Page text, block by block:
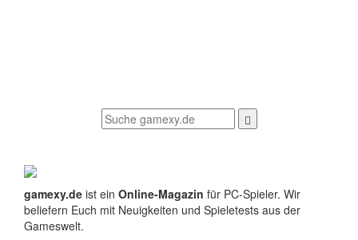
gamexy.de ist ein Online-Magazin für PC-Spieler. Wir
beliefern Euch mit Neuigkeiten und Spieletests aus der
Gameswelt.